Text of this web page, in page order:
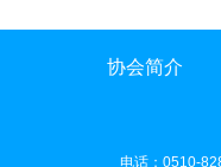
协会简介
电话：0510-